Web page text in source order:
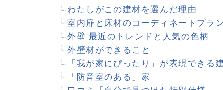
口コミ「私たちがこの土地を選んだ理由」
業者選び
口コミ「建築業者との出会い」
口コミ「まさか！？のトラブルは？」
口コミ「建築業者の選び方」
口コミ「住宅メーカーに望むこと」
口コミ「住宅展示場＆見学会でのチェックポイントは？